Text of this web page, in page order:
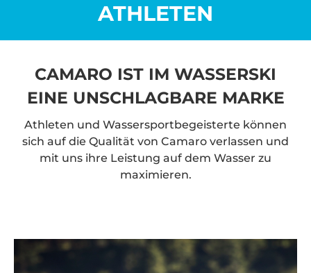
ATHLETEN
CAMARO IST IM WASSERSKI
EINE UNSCHLAGBARE MARKE
Athleten und Wassersportbegeisterte können
sich auf die Qualität von Camaro verlassen und
mit uns ihre Leistung auf dem Wasser zu
maximieren.